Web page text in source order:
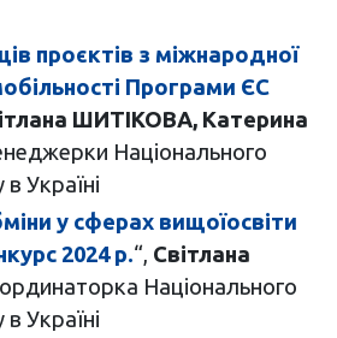
проєктів з міжнародної
Програми ЄС
ШИТІКОВА, Катерина
Національного
Україні
у сферах вищоїосвіти
2024 р.“, Світлана
Національного
Україні